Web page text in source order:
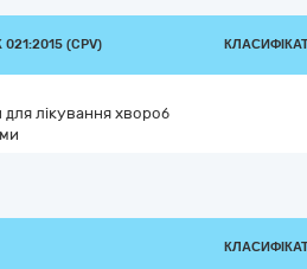
(CPV)
для лікування хвороб